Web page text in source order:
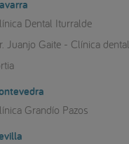
Dental Iturralde
Juanjo Gaite - Clínica dental
Grandío Pazos